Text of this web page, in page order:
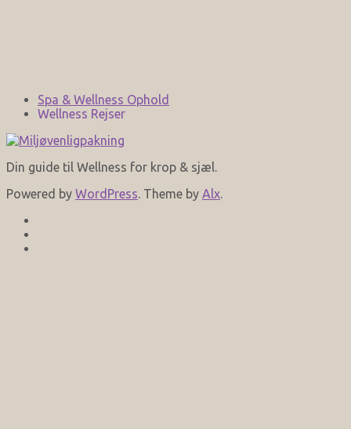
Spa & Wellness Ophold
Wellness Rejser
Din guide til Wellness for krop & sjæl.
Powered by WordPress. Theme by Alx.